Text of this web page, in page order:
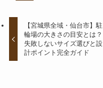
【宮城県全域・仙台市】駐
輪場の大きさの目安とは？
失敗しないサイズ選びと設
計ポイント完全ガイド